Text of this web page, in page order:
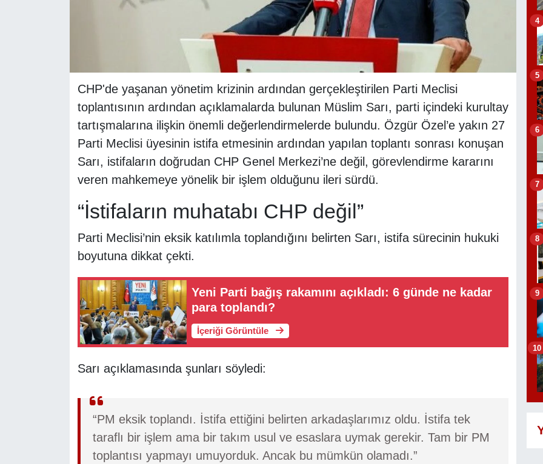
CHP'de yaşanan yönetim krizinin ardından gerçekleştirilen Parti Meclisi
toplantısının ardından açıklamalarda bulunan Müslim Sarı, parti içindeki kurultay
tartışmalarına ilişkin önemli değerlendirmelerde bulundu. Özgür Özel’e yakın 27
Parti Meclisi üyesinin istifa etmesinin ardından yapılan toplantı sonrası konuşan
Sarı, istifaların doğrudan CHP Genel Merkezi’ne değil, görevlendirme kararını
veren mahkemeye yönelik bir işlem olduğunu ileri sürdü.
“İstifaların muhatabı CHP değil”
Parti Meclisi’nin eksik katılımla toplandığını belirten Sarı, istifa sürecinin hukuki
boyutuna dikkat çekti.
Yeni Parti bağış rakamını açıkladı: 6 günde ne kadar
para toplandı?
İçeriği Görüntüle
Sarı açıklamasında şunları söyledi:
“PM eksik toplandı. İstifa ettiğini belirten arkadaşlarımız oldu. İstifa tek
taraflı bir işlem ama bir takım usul ve esaslara uymak gerekir. Tam bir PM
toplantısı yapmayı umuyorduk. Ancak bu mümkün olamadı.”
4
5
6
7
8
9
10